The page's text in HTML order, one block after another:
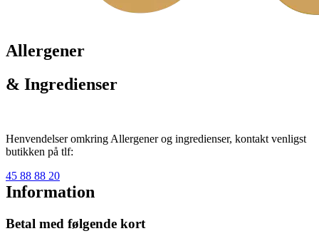
Allergener
& Ingredienser
Henvendelser omkring Allergener og ingredienser, kontakt venligst
butikken på tlf:
45 88 88 20
Information
Betal med følgende kort